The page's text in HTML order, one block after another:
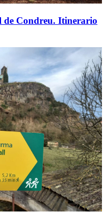
de Condreu. Itinerario